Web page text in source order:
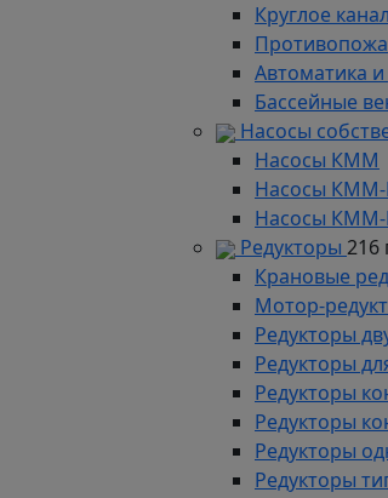
Круглое
Автоматика
Бассейные
Насосы
Насосы КММ
Насосы КММ-
Насосы
Редукторы 216
Крановые
Мотор-
Редукторы
Редукторы
Редукторы
Редукторы
Редукторы
Редукторы